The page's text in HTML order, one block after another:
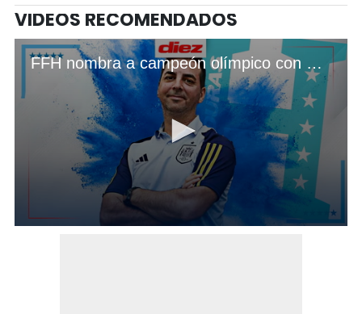
VIDEOS RECOMENDADOS
FFH nombra a campeón olímpico con España como director deportivo de la Selección de Honduras